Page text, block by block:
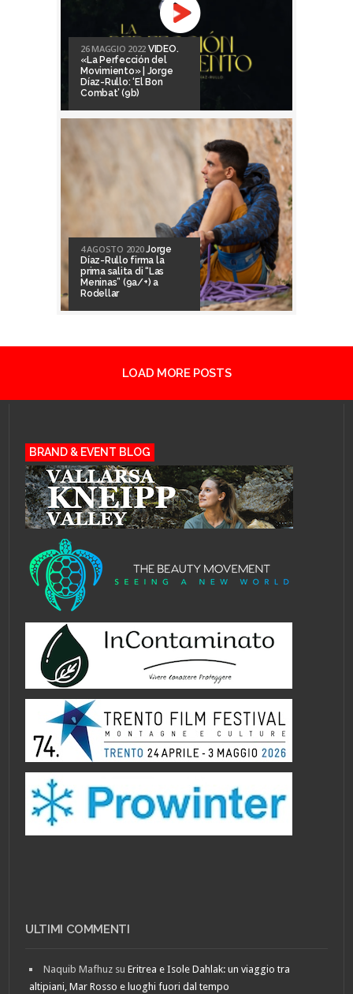
26 MAGGIO 2022 VIDEO.
«La Perfección del
Movimiento» | Jorge
Díaz-Rullo: ‘El Bon
Combat’ (9b)
4 AGOSTO 2020Jorge
Díaz-Rullo firma la
prima salita di “Las
Meninas” (9a/+) a
Rodellar
LOAD MORE POSTS
BRAND & EVENT BLOG
ULTIMI COMMENTI
Naquib Mafhuz suEritrea e Isole Dahlak: un viaggio tra
altipiani, Mar Rosso e luoghi fuori dal tempo